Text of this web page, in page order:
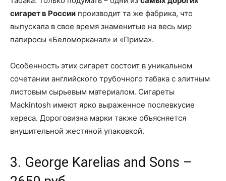
сигарет в России производит та же фабрика, что
выпускала в свое время знаменитые на весь мир
папиросы «Беломорканал» и «Прима».
Особенность этих сигарет состоит в уникальном
сочетании английского трубочного табака с элитным
листовым сырьевым материалом. Сигареты
Mackintosh имеют ярко выраженное послевкусие
хереса. Дороговизна марки также объясняется
внушительной жестяной упаковкой.
3. George Karelias and Sons –